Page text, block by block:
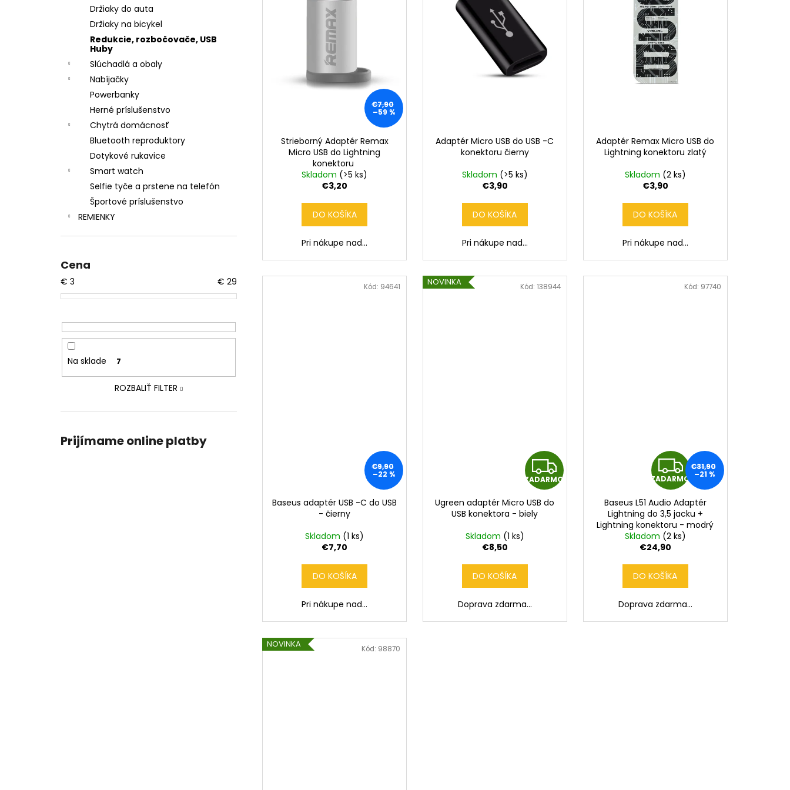
Držiaky do auta
Držiaky na bicykel
Redukcie, rozbočovače, USB
Huby
Slúchadlá a obaly
Nabíjačky
Powerbanky
Herné príslušenstvo
Chytrá domácnosť
Bluetooth reproduktory
Dotykové rukavice
Smart watch
Selfie tyče a prstene na telefón
Športové príslušenstvo
REMIENKY
Cena
€ 3 € 29
Na sklade 7
ROZBALIŤ FILTER
Prijímame online platby
€7,90
–59 %
Strieborný Adaptér Remax
Micro USB do Lightning
konektoru
Skladom (>5 ks)
€3,20
DO KOŠÍKA
Pri nákupe nad...
Adaptér Micro USB do USB -C
konektoru čierny
Skladom (>5 ks)
€3,90
DO KOŠÍKA
Pri nákupe nad...
Adaptér Remax Micro USB do
Lightning konektoru zlatý
Skladom (2 ks)
€3,90
DO KOŠÍKA
Pri nákupe nad...
€9,90
–22 %
Baseus adaptér USB -C do USB
- čierny
Skladom (1 ks)
€7,70
DO KOŠÍKA
Pri nákupe nad...
Kód: 94641 NOVINKA
Z
A
ZADARMO
Ugreen adaptér Micro USB do
USB konektora - biely
Skladom (1 ks)
€8,50
DO KOŠÍKA
Doprava zdarma...
Kód: 138944
Z
A
D
A
R
M
O
ZADARMO
€31,90
–21 %
Baseus L51 Audio Adaptér
Lightning do 3,5 jacku +
Lightning konektoru - modrý
Skladom (2 ks)
€24,90
DO KOŠÍKA
Doprava zdarma...
Kód: 97740
NOVINKA Kód: 98870